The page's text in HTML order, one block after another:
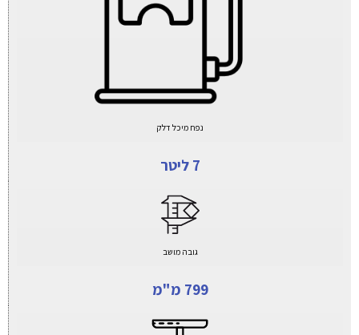
נפח מיכל דלק
7 ליטר
גובה מושב
799 מ"מ